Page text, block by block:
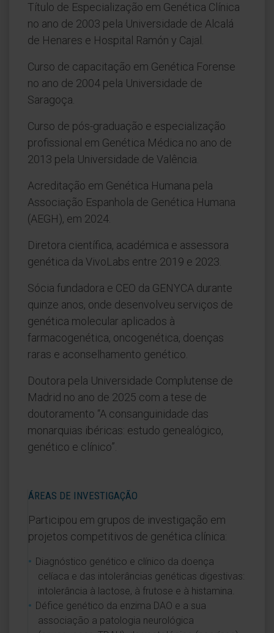
Título de Especialização em Genética Clínica
no ano de 2003 pela Universidade de Alcalá
de Henares e Hospital Ramón y Cajal.
Curso de capacitação em Genética Forense
no ano de 2004 pela Universidade de
Saragoça.
Curso de pós-graduação e especialização
profissional em Genética Médica no ano de
2013 pela Universidade de Valência.
Acreditação em Genética Humana pela
Associação Espanhola de Genética Humana
(AEGH), em 2024.
Diretora científica, académica e assessora
genética da VivoLabs entre 2019 e 2023.
Sócia fundadora e CEO da GENYCA durante
quinze anos, onde desenvolveu serviços de
genética molecular aplicados à
farmacogenética, oncogenética, doenças
raras e aconselhamento genético.
Doutora pela Universidade Complutense de
Madrid no ano de 2025 com a tese de
doutoramento “A consanguinidade das
monarquias ibéricas: estudo genealógico,
genético e clínico”.
ÁREAS DE INVESTIGAÇÃO
Participou em grupos de investigação em
projetos competitivos de genética clínica:
Diagnóstico genético e clínico da doença
celíaca e das intolerâncias genéticas digestivas:
intolerância à lactose, à frutose e à histamina.
Défice genético da enzima DAO e a sua
associação a patologia neurológica